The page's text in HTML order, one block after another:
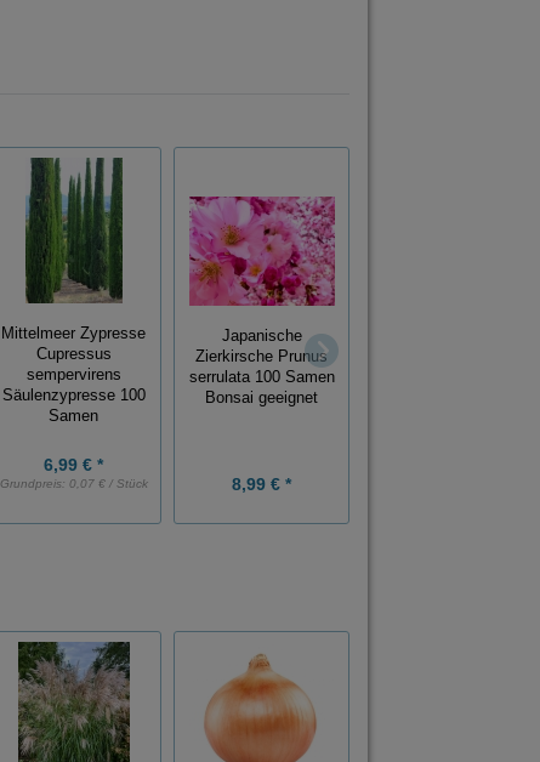
Mittelmeer Zypresse
Cupressus
sempervirens
Säulenzypresse 100
Samen
6,99 € *
Grundpreis: 0,07 € / Stück
Japanische
Zierkirsche Prunus
serrulata 100 Samen
Bonsai geeignet
8,99 € *